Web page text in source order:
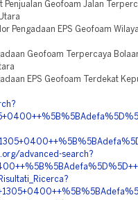
Penjualan Geofoam Jalan
Pengadaan EPS Geofoam
Geofoam Terpercaya
EPS Geofoam Terdekat
advanced-search?